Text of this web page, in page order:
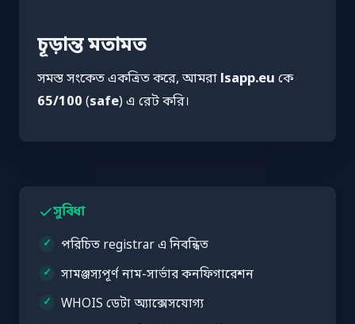
চূড়ান্ত মতামত
সমস্ত সংকেত একত্রিত করে, আমরা lsapp.eu কে
65/100 (safe) এ রেট করি।
সুবিধা
পরিচিত registrar এ নিবন্ধিত
সামঞ্জস্যপূর্ণ নাম-সার্ভার কনফিগারেশন
WHOIS ডেটা অ্যাক্সেসযোগ্য